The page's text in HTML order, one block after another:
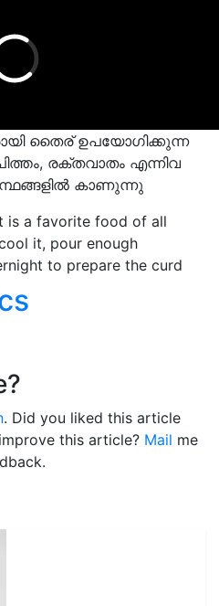
തൈര് ഉപയോഗിക്കുന്ന
രക്തവാതം എന്നിവ
കാണുന്നു
is a favorite food of all
it, pour enough
to prepare the curd
. Did you liked this article
this article? Mail me